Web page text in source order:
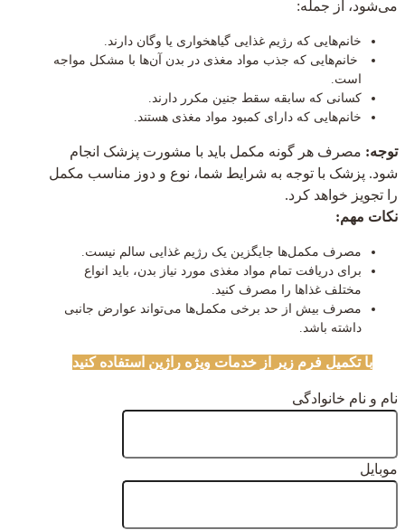
می‌شود، از جمله:
خانم‌هایی که رژیم غذایی گیاهخواری یا وگان دارند.
خانم‌هایی که جذب مواد مغذی در بدن آن‌ها با مشکل مواجه
است.
کسانی که سابقه سقط جنین مکرر دارند.
خانم‌هایی که دارای کمبود مواد مغذی هستند.
توجه: مصرف هر گونه مکمل باید با مشورت پزشک انجام
شود. پزشک با توجه به شرایط شما، نوع و دوز مناسب مکمل
را تجویز خواهد کرد.
نکات مهم:
مصرف مکمل‌ها جایگزین یک رژیم غذایی سالم نیست.
برای دریافت تمام مواد مغذی مورد نیاز بدن، باید انواع
مختلف غذاها را مصرف کنید.
مصرف بیش از حد برخی مکمل‌ها می‌تواند عوارض جانبی
داشته باشد.
با تکمیل فرم زیر از خدمات ویژه راژین استفاده کنید
نام و نام خانوادگی
موبایل